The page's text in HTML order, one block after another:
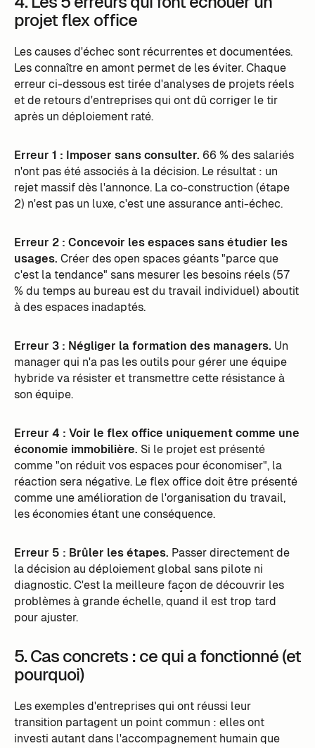
projet flex office
Les causes d'échec sont récurrentes et documentées.
Les connaître en amont permet de les éviter. Chaque
erreur ci-dessous est tirée d'analyses de projets réels
et de retours d'entreprises qui ont dû corriger le tir
après un déploiement raté.
Erreur 1 : Imposer sans consulter. 66 % des salariés
n'ont pas été associés à la décision. Le résultat : un
rejet massif dès l'annonce. La co-construction (étape
2) n'est pas un luxe, c'est une assurance anti-échec.
Erreur 2 : Concevoir les espaces sans étudier les
usages. Créer des open spaces géants "parce que
c'est la tendance" sans mesurer les besoins réels (57
% du temps au bureau est du travail individuel) aboutit
à des espaces inadaptés.
Erreur 3 : Négliger la formation des managers. Un
manager qui n'a pas les outils pour gérer une équipe
hybride va résister et transmettre cette résistance à
son équipe.
Erreur 4 : Voir le flex office uniquement comme une
économie immobilière. Si le projet est présenté
comme "on réduit vos espaces pour économiser", la
réaction sera négative. Le flex office doit être présenté
comme une amélioration de l'organisation du travail,
les économies étant une conséquence.
Erreur 5 : Brûler les étapes. Passer directement de
la décision au déploiement global sans pilote ni
diagnostic. C'est la meilleure façon de découvrir les
problèmes à grande échelle, quand il est trop tard
pour ajuster.
5. Cas concrets : ce qui a fonctionné (et
pourquoi)
Les exemples d'entreprises qui ont réussi leur
transition partagent un point commun : elles ont
investi autant dans l'accompagnement humain que